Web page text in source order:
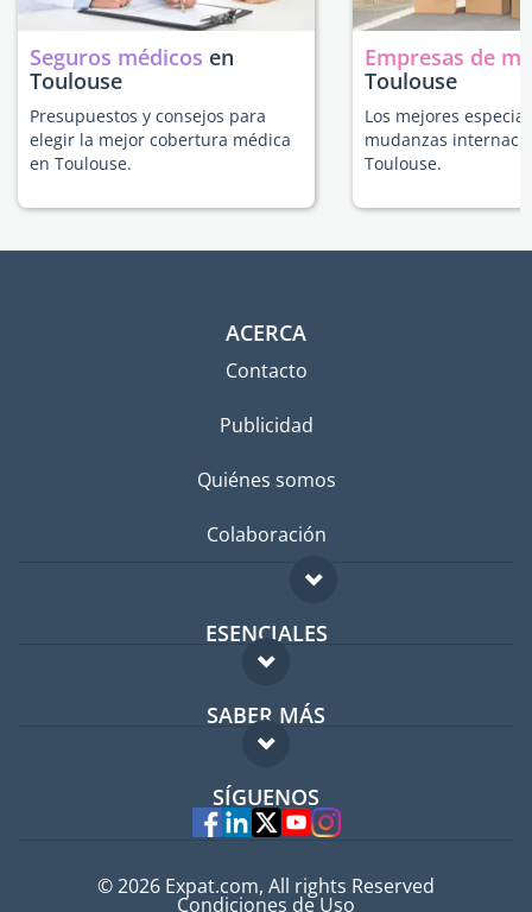
Seguros médicos en
Toulouse
Presupuestos y consejos para
elegir la mejor cobertura médica
en Toulouse.
Empresas de
Toulouse
Los mejores
mudanzas
Toulouse.
ACERCA
Contacto
Publicidad
Quiénes somos
Colaboración
ESENCIALES
Foro para expatriados
Guía para expatriados
Trabajos en el extranjero
SABER MÁS
FAQ
Expertos
SÍGUENOS
© 2026 Expat.com, All rights Reserved
Condiciones de Uso